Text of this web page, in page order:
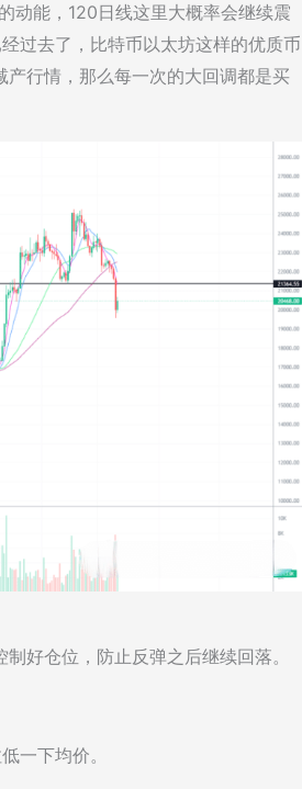
动能，120日线这里大概率会继续震
过去了，比特币以太坊这样的优质币
行情，那么每一次的大回调都是买
好仓位，防止反弹之后继续回落。
一下均价。